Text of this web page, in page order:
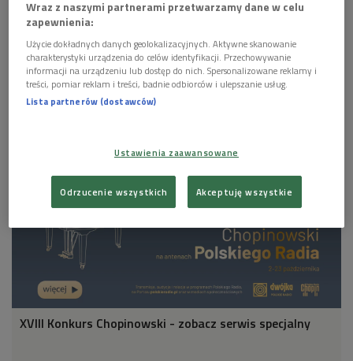
Jarosław Gajewski Foto: Kusiński Wojciech/PR
XVIII Konkurs Chopinowski - zobacz serwis specjalny
Wraz z naszymi partnerami przetwarzamy dane w celu
zapewnienia:
Użycie dokładnych danych geolokalizacyjnych. Aktywne skanowanie
charakterystyki urządzenia do celów identyfikacji. Przechowywanie
informacji na urządzeniu lub dostęp do nich. Spersonalizowane reklamy i
treści, pomiar reklam i treści, badnie odbiorców i ulepszanie usług.
Lista partnerów (dostawców)
Ustawienia zaawansowane
Odrzucenie wszystkich Akceptuję wszystkie